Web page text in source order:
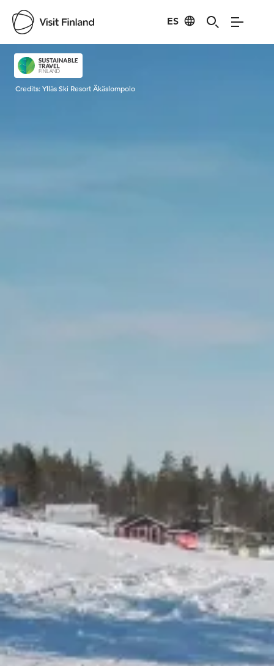
ES
Visit Finland
Credits:Ylläs Ski Resort Äkäslompolo